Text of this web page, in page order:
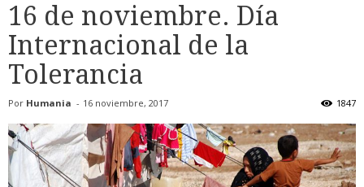
16 de noviembre. Día
Internacional de la
Tolerancia
Por Humania - 16 noviembre, 2017 1847